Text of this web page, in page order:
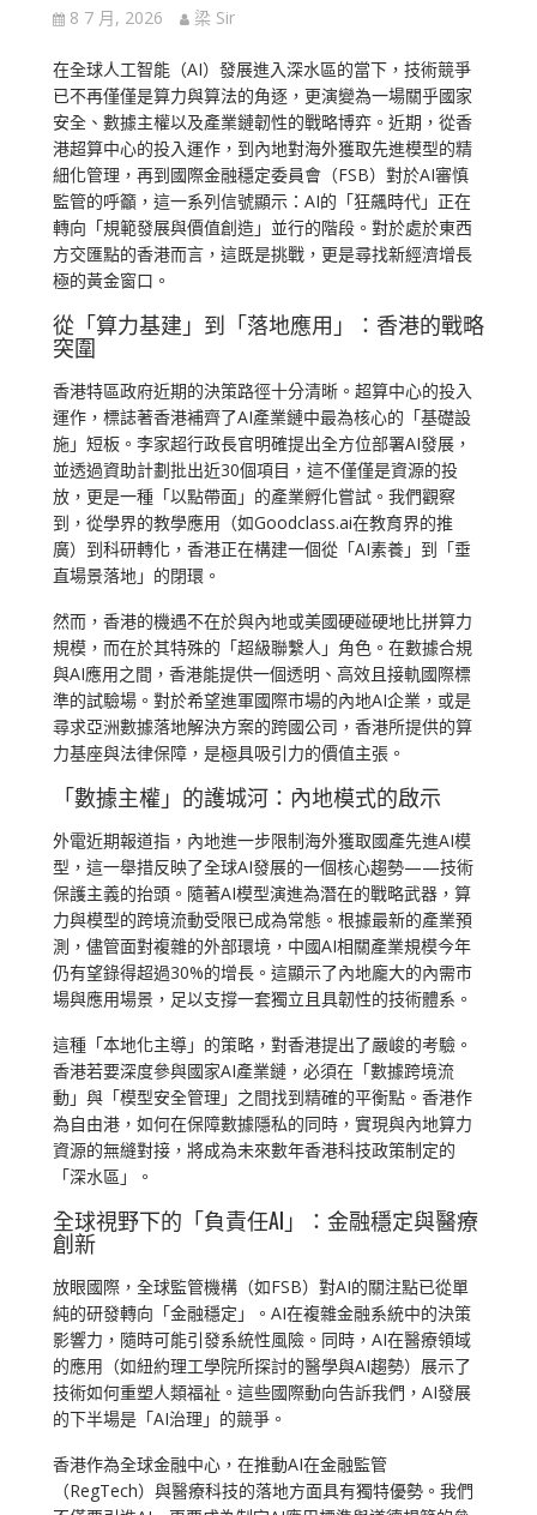
8 7 月, 2026 梁 Sir
在全球人工智能（AI）發展進入深水區的當下，技術競爭
已不再僅僅是算力與算法的角逐，更演變為一場關乎國家
安全、數據主權以及產業鏈韌性的戰略博弈。近期，從香
港超算中心的投入運作，到內地對海外獲取先進模型的精
細化管理，再到國際金融穩定委員會（FSB）對於AI審慎
監管的呼籲，這一系列信號顯示：AI的「狂飆時代」正在
轉向「規範發展與價值創造」並行的階段。對於處於東西
方交匯點的香港而言，這既是挑戰，更是尋找新經濟增長
極的黃金窗口。
從「算力基建」到「落地應用」：香港的戰略
突圍
香港特區政府近期的決策路徑十分清晰。超算中心的投入
運作，標誌著香港補齊了AI產業鏈中最為核心的「基礎設
施」短板。李家超行政長官明確提出全方位部署AI發展，
並透過資助計劃批出近30個項目，這不僅僅是資源的投
放，更是一種「以點帶面」的產業孵化嘗試。我們觀察
到，從學界的教學應用（如Goodclass.ai在教育界的推
廣）到科研轉化，香港正在構建一個從「AI素養」到「垂
直場景落地」的閉環。
然而，香港的機遇不在於與內地或美國硬碰硬地比拼算力
規模，而在於其特殊的「超級聯繫人」角色。在數據合規
與AI應用之間，香港能提供一個透明、高效且接軌國際標
準的試驗場。對於希望進軍國際市場的內地AI企業，或是
尋求亞洲數據落地解決方案的跨國公司，香港所提供的算
力基座與法律保障，是極具吸引力的價值主張。
「數據主權」的護城河：內地模式的啟示
外電近期報道指，內地進一步限制海外獲取國產先進AI模
型，這一舉措反映了全球AI發展的一個核心趨勢——技術
保護主義的抬頭。隨著AI模型演進為潛在的戰略武器，算
力與模型的跨境流動受限已成為常態。根據最新的產業預
測，儘管面對複雜的外部環境，中國AI相關產業規模今年
仍有望錄得超過30%的增長。這顯示了內地龐大的內需市
場與應用場景，足以支撐一套獨立且具韌性的技術體系。
這種「本地化主導」的策略，對香港提出了嚴峻的考驗。
香港若要深度參與國家AI產業鏈，必須在「數據跨境流
動」與「模型安全管理」之間找到精確的平衡點。香港作
為自由港，如何在保障數據隱私的同時，實現與內地算力
資源的無縫對接，將成為未來數年香港科技政策制定的
「深水區」。
全球視野下的「負責任AI」：金融穩定與醫療
創新
放眼國際，全球監管機構（如FSB）對AI的關注點已從單
純的研發轉向「金融穩定」。AI在複雜金融系統中的決策
影響力，隨時可能引發系統性風險。同時，AI在醫療領域
的應用（如紐約理工學院所探討的醫學與AI趨勢）展示了
技術如何重塑人類福祉。這些國際動向告訴我們，AI發展
的下半場是「AI治理」的競爭。
香港作為全球金融中心，在推動AI在金融監管
（RegTech）與醫療科技的落地方面具有獨特優勢。我們